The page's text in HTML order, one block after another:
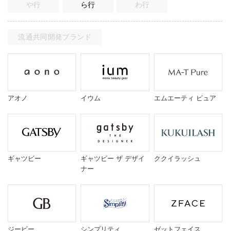
や行 ら行 わ行
流通共同開発ブランド
アオノ イウム エムエーティ ピュア
ギャツビー
ギャツビー ザ デザイ
ナー
ククイラッシュ
ジービー シンプリティ ゼットフェイス